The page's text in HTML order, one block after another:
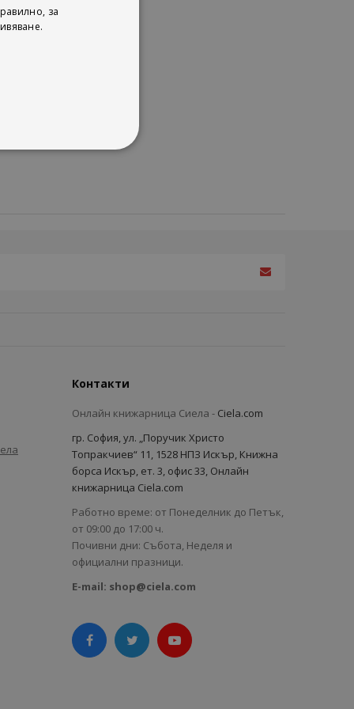
Контакти
Онлайн книжарница Сиела - Ciela.com
гр. София, ул. „Поручик Христо
Топракчиев“ 11, 1528 НПЗ Искър, Книжна
борса Искър, ет. 3, офис 33, Онлайн
книжарница Ciela.com
Работно време: от Понеделник до Петък,
от 09:00 до 17:00 ч.
Почивни дни: Събота, Неделя и
официални празници.
E-mail: shop@ciela.com
за